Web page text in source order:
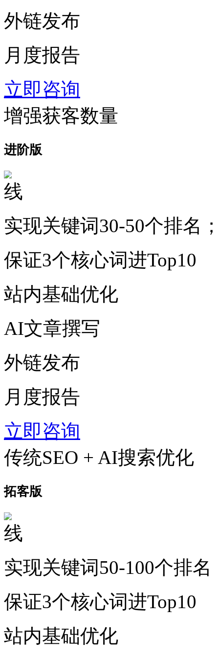
外链发布
月度报告
立即咨询
增强获客数量
进阶版
实现关键词30-50个排名
保证3个核心词进Top10
站内基础优化
AI文章撰写
外链发布
月度报告
立即咨询
传统SEO + AI搜索优化
拓客版
实现关键词50-100个排名
保证3个核心词进Top10
站内基础优化